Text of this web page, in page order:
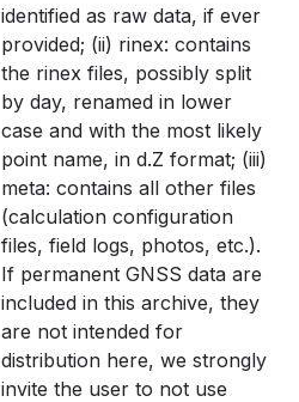
identified as raw data, if ever
provided; (ii) rinex: contains
the rinex files, possibly split
by day, renamed in lower
case and with the most likely
point name, in d.Z format; (iii)
meta: contains all other files
(calculation configuration
files, field logs, photos, etc.).
If permanent GNSS data are
included in this archive, they
are not intended for
distribution here, we strongly
invite the user to not use